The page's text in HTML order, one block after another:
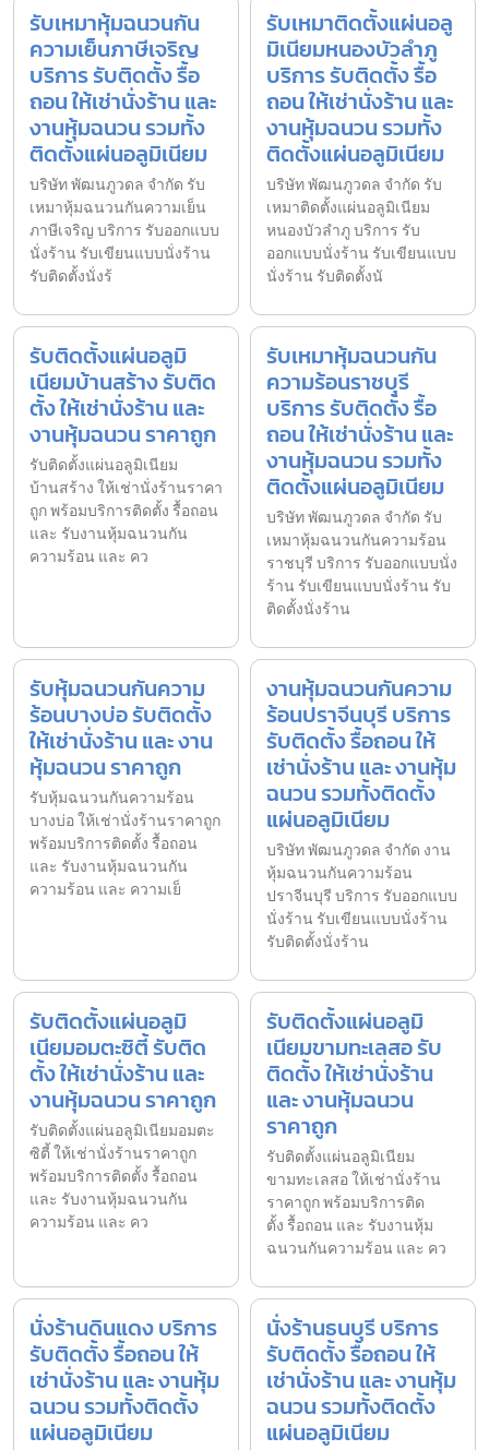
รับเหมาหุ้มฉนวนกัน
ความเย็นภาษีเจริญ
บริการ รับติดตั้ง รื้อ
ถอน ให้เช่านั่งร้าน และ
งานหุ้มฉนวน รวมทั้ง
ติดตั้งแผ่นอลูมิเนียม
บริษัท พัฒนภูวดล จำกัด รับ
เหมาหุ้มฉนวนกันความเย็น
ภาษีเจริญ บริการ รับออกแบบ
นั่งร้าน รับเขียนแบบนั่งร้าน
รับติดตั้งนั่งร้
รับเหมาติดตั้งแผ่นอลู
มิเนียมหนองบัวลำภู
บริการ รับติดตั้ง รื้อ
ถอน ให้เช่านั่งร้าน และ
งานหุ้มฉนวน รวมทั้ง
ติดตั้งแผ่นอลูมิเนียม
บริษัท พัฒนภูวดล จำกัด รับ
เหมาติดตั้งแผ่นอลูมิเนียม
หนองบัวลำภู บริการ รับ
ออกแบบนั่งร้าน รับเขียนแบบ
นั่งร้าน รับติดตั้งนั
รับติดตั้งแผ่นอลูมิ
เนียมบ้านสร้าง รับติด
ตั้ง ให้เช่านั่งร้าน และ
งานหุ้มฉนวน ราคาถูก
รับติดตั้งแผ่นอลูมิเนียม
บ้านสร้าง ให้เช่านั่งร้านราคา
ถูก พร้อมบริการติดตั้ง รื้อถอน
และ รับงานหุ้มฉนวนกัน
ความร้อน และ คว
รับเหมาหุ้มฉนวนกัน
ความร้อนราชบุรี
บริการ รับติดตั้ง รื้อ
ถอน ให้เช่านั่งร้าน และ
งานหุ้มฉนวน รวมทั้ง
ติดตั้งแผ่นอลูมิเนียม
บริษัท พัฒนภูวดล จำกัด รับ
เหมาหุ้มฉนวนกันความร้อน
ราชบุรี บริการ รับออกแบบนั่ง
ร้าน รับเขียนแบบนั่งร้าน รับ
ติดตั้งนั่งร้าน
รับหุ้มฉนวนกันความ
ร้อนบางบ่อ รับติดตั้ง
ให้เช่านั่งร้าน และ งาน
หุ้มฉนวน ราคาถูก
รับหุ้มฉนวนกันความร้อน
บางบ่อ ให้เช่านั่งร้านราคาถูก
พร้อมบริการติดตั้ง รื้อถอน
และ รับงานหุ้มฉนวนกัน
ความร้อน และ ความเย็
งานหุ้มฉนวนกันความ
ร้อนปราจีนบุรี บริการ
รับติดตั้ง รื้อถอน ให้
เช่านั่งร้าน และ งานหุ้ม
ฉนวน รวมทั้งติดตั้ง
แผ่นอลูมิเนียม
บริษัท พัฒนภูวดล จำกัด งาน
หุ้มฉนวนกันความร้อน
ปราจีนบุรี บริการ รับออกแบบ
นั่งร้าน รับเขียนแบบนั่งร้าน
รับติดตั้งนั่งร้าน
รับติดตั้งแผ่นอลูมิ
เนียมอมตะซิตี้ รับติด
ตั้ง ให้เช่านั่งร้าน และ
งานหุ้มฉนวน ราคาถูก
รับติดตั้งแผ่นอลูมิเนียมอมตะ
ซิตี้ ให้เช่านั่งร้านราคาถูก
พร้อมบริการติดตั้ง รื้อถอน
และ รับงานหุ้มฉนวนกัน
ความร้อน และ คว
รับติดตั้งแผ่นอลูมิ
เนียมขามทะเลสอ รับ
ติดตั้ง ให้เช่านั่งร้าน
และ งานหุ้มฉนวน
ราคาถูก
รับติดตั้งแผ่นอลูมิเนียม
ขามทะเลสอ ให้เช่านั่งร้าน
ราคาถูก พร้อมบริการติด
ตั้ง รื้อถอน และ รับงานหุ้ม
ฉนวนกันความร้อน และ คว
นั่งร้านดินแดง บริการ
รับติดตั้ง รื้อถอน ให้
เช่านั่งร้าน และ งานหุ้ม
ฉนวน รวมทั้งติดตั้ง
แผ่นอลูมิเนียม
นั่งร้านธนบุรี บริการ
รับติดตั้ง รื้อถอน ให้
เช่านั่งร้าน และ งานหุ้ม
ฉนวน รวมทั้งติดตั้ง
แผ่นอลูมิเนียม